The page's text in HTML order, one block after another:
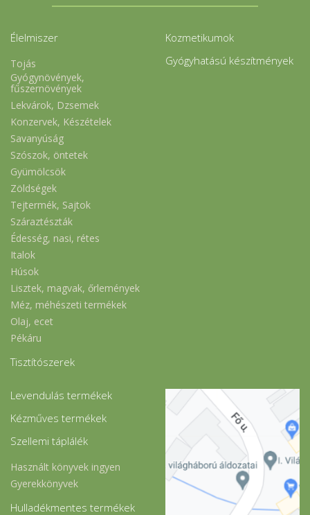
Élelmiszer
Tojás
Gyógynövények,
fűszernövények
Lekvárok, Dzsemek
Konzervek, Készételek
Savanyúság
Szószok, öntetek
Gyümölcsök
Zöldségek
Tejtermék, Sajtok
Száraztészták
Édesség, nasi, rétes
Italok
Húsok
Lisztek, magvak, őrlemények
Méz, méhészeti termékek
Olaj, ecet
Pékáru
Tisztítószerek
Kozmetikumok
Gyógyhatású készítmények
Levendulás termékek
Kézműves termékek
Szellemi táplálék
Használt könyvek ingyen
Gyerekkönyvek
Hulladékmentes termékek